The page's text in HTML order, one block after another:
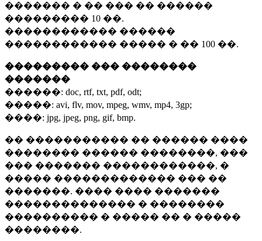
������� � �� ��� �� ������
��������� 10 ��.
������������ ������
������������ ����� � �� 100 ��.
��������� ��� ��������
�������
������: doc, rtf, txt, pdf, odt;
�����: avi, flv, mov, mpeg, wmv, mp4, 3gp;
����: jpg, jpeg, png, gif, bmp.
�� ����������� �� ������ ����
�������� ������ ��������, ���
��� ������� ������������, �
����� ������������� ��� ��
�������. ���� ���� �������
�������������� � ��������
���������� � ����� �� � �����
��������.